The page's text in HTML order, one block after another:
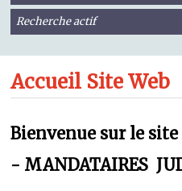
Recherche actif
Accueil Site Web
Bienvenue sur le site
- MANDATAIRES